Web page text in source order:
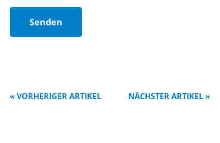
NÄCHSTER ARTIKEL »
« VORHERIGER ARTIKEL